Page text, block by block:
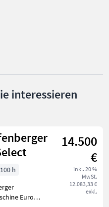
Kleinanzeigen
interessieren
14.500
€
inkl. 20 %
MwSt.
12.083,33 €
exkl.
100 h
Euro